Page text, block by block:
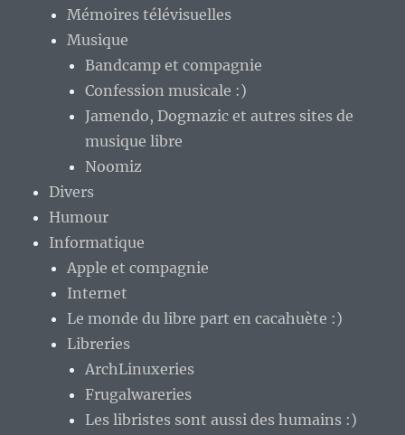
Mémoires télévisuelles
Musique
Bandcamp et compagnie
Confession musicale :)
Jamendo, Dogmazic et autres sites de
musique libre
Noomiz
Divers
Humour
Informatique
Apple et compagnie
Internet
Le monde du libre part en cacahuète :)
Libreries
ArchLinuxeries
Frugalwareries
Les libristes sont aussi des humains :)